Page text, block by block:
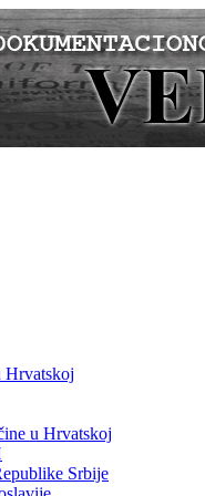
Hrvatskoj
u Hrvatskoj
Srbije